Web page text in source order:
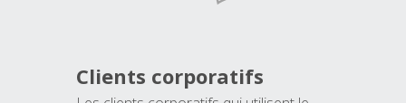
Clients corporatifs